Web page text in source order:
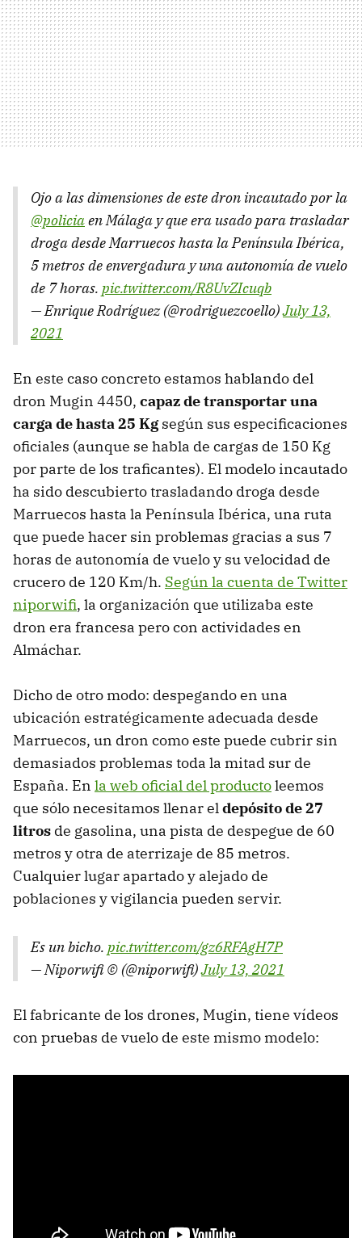
Ojo a las dimensiones de este dron incautado por la
@policiaen Málaga y que era usado para trasladar
droga desde Marruecos hasta la Península Ibérica,
5 metros de envergadura y una autonomía de vuelo
de 7 horas. pic.twitter.com/R8UvZIcuqb
— Enrique Rodríguez (@rodriguezcoello)July 13,
2021
En este caso concreto estamos hablando del
dron Mugin 4450, capaz de transportar una
carga de hasta 25 Kgsegún sus especificaciones
oficiales (aunque se habla de cargas de 150 Kg
por parte de los traficantes). El modelo incautado
ha sido descubierto trasladando droga desde
Marruecos hasta la Península Ibérica, una ruta
que puede hacer sin problemas gracias a sus 7
horas de autonomía de vuelo y su velocidad de
crucero de 120 Km/h. Según la cuenta de Twitter
niporwifi, la organización que utilizaba este
dron era francesa pero con actividades en
Almáchar.
Dicho de otro modo: despegando en una
ubicación estratégicamente adecuada desde
Marruecos, un dron como este puede cubrir sin
demasiados problemas toda la mitad sur de
España. En la web oficial del productoleemos
que sólo necesitamos llenar eldepósito de 27
litros de gasolina, una pista de despegue de 60
metros y otra de aterrizaje de 85 metros.
Cualquier lugar apartado y alejado de
poblaciones y vigilancia pueden servir.
Es un bicho. pic.twitter.com/gz6RFAgH7P
— Niporwifi © (@niporwifi)July 13, 2021
El fabricante de los drones, Mugin, tiene vídeos
con pruebas de vuelo de este mismo modelo: